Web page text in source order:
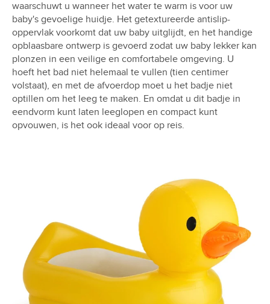
waarschuwt u wanneer het water te warm is voor uw
baby's gevoelige huidje. Het getextureerde antislip-
oppervlak voorkomt dat uw baby uitglijdt, en het handige
opblaasbare ontwerp is gevoerd zodat uw baby lekker kan
plonzen in een veilige en comfortabele omgeving. U
hoeft het bad niet helemaal te vullen (tien centimer
volstaat), en met de afvoerdop moet u het badje niet
optillen om het leeg te maken. En omdat u dit badje in
eendvorm kunt laten leeglopen en compact kunt
opvouwen, is het ook ideaal voor op reis.